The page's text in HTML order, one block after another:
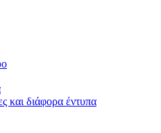
και διάφορα έντυπα